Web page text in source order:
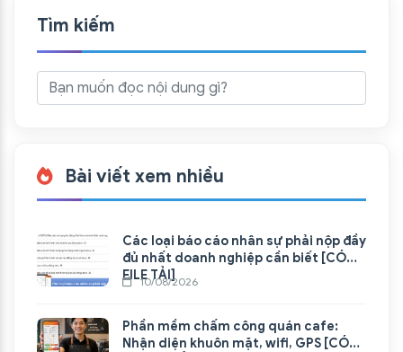
Tìm kiếm
Bài viết xem nhiều
Các loại báo cáo nhân sự phải nộp đầy
đủ nhất doanh nghiệp cần biết [CÓ
FILE TẢI]
10/08/2026
Phần mềm chấm công quán cafe:
Nhận diện khuôn mặt, wifi, GPS [CÓ